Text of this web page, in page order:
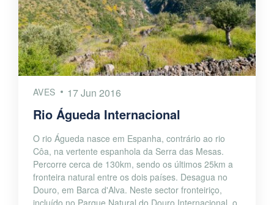
AVES 17 Jun 2016
Rio Águeda Internacional
O rio Águeda nasce em Espanha, contrário ao rio
Côa, na vertente espanhola da Serra das Mesas.
Percorre cerca de 130km, sendo os últimos 25km a
fronteira natural entre os dois países. Desagua no
Douro, em Barca d'Alva. Neste sector fronteiriço,